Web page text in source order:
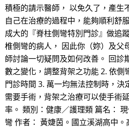
積極的請示醫師， 以免久了，產生
自己在治療的過程中，能夠順利舒
成大的『脊柱側彎特別門診』做追
椎側彎的病人， 因此你（妳）及父
師討論一切疑問及如何改善。 回診
數之變化，調整背架之功能 2. 依側
門診時間 3. 萬一均無法控制時，決
需要手術，背架之治療可以使手術
率。 類別：健康／護理類 篇名：
彎 作者： 黃婕茵。國立溪湖高中